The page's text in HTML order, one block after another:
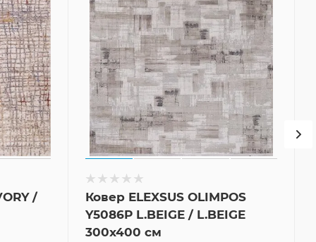
/
Ковер ELEXSUS OLIMPOS
Y5086P L.BEIGE / L.BEIGE
300x400 см